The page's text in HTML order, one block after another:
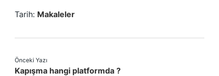
Tarih: Makaleler
Önceki Yazı
Kapışma hangi platformda ?